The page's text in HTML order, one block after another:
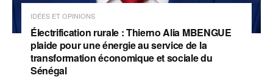
IDÉES ET OPINIONS
Électrification rurale : Thierno Alia MBENGUE
plaide pour une énergie au service de la
transformation économique et sociale du
Sénégal